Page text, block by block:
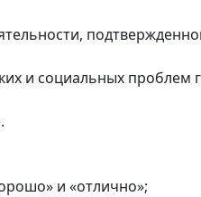
и социальных проблем
и «отлично»;